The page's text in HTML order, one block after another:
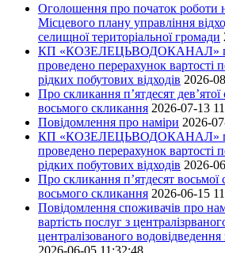
Оголошення про початок роботи
Місцевого плану управління
селищної територіальної громади
КП «КОЗЕЛЕЦЬВОДОКАНАЛ»
проведено перерахунок вартості
рідких побутових відходів 2026-
Про скликання п’ятдесят дев’ятої
восьмого скликання 2026-07-13
Повідомлення про наміри 2026-
КП «КОЗЕЛЕЦЬВОДОКАНАЛ»
проведено перерахунок вартості
рідких побутових відходів 2026-
Про скликання п’ятдесят восьмої
восьмого скликання 2026-06-15
Повідомлення споживачів про
вартість послуг з
централізованого
2026-06-05 11:32:48